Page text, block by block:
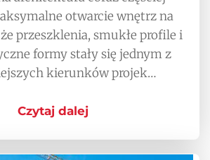
otwarcie wnętrz na
przeszklenia, smukłe profile i
formy stały się jednym z
kierunków projek…
Czytaj dalej